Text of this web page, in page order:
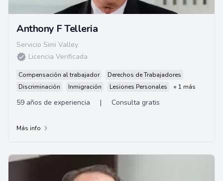
Anthony F Telleria
Servicio Simi Valley
Licencia Verificada
Compensación al trabajador
Derechos de Trabajadores
Discriminación
Inmigración Lesiones Personales + 1 más
59 años de experiencia | Consulta gratis
Más info